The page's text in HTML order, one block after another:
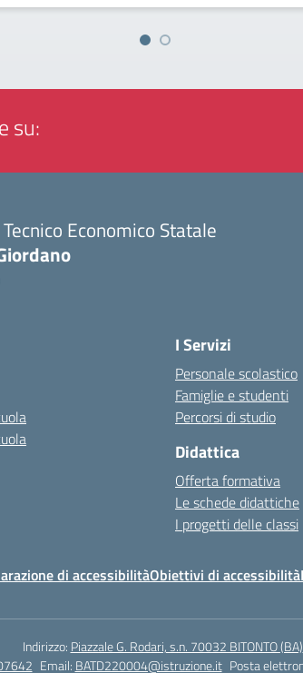
su:
Economico Statale
I Servizi
Personale scolastico
Famiglie e studenti
Percorsi di studio
Didattica
Offerta formativa
Le schede didattiche
I progetti delle classi
di accessibilitàObiettivi di accessibilità
Indirizzo: Piazzale G. Rodari, s.n. 70032 BITONTO (BA)
Email: BATD220004@istruzione.it Posta